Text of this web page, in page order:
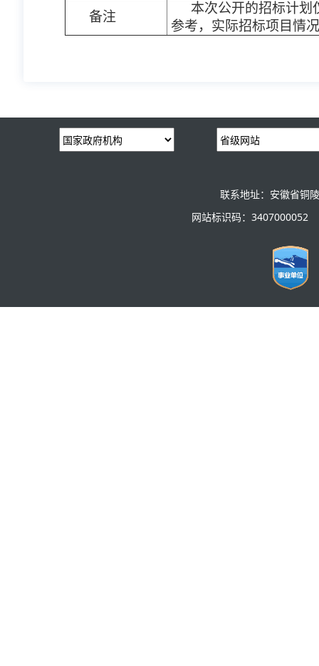
备注
本次公开的招标计划
参考，实际招标项目情
联系地址：安徽省铜
网站标识码：3407000052